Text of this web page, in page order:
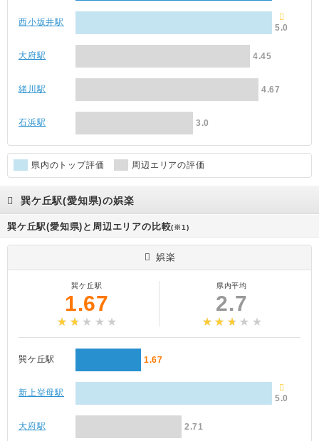
西小坂井駅
5.0
大府駅 4.45
緒川駅 4.67
石浜駅 3.0
県内のトップ評価 周辺エリアの評価
巽ケ丘駅(愛知県)の娯楽
巽ケ丘駅(愛知県)と周辺エリアの比較(※1)
娯楽
巽ケ丘駅
1.67
県内平均
2.7
巽ケ丘駅 1.67
新上挙母駅
5.0
大府駅 2.71